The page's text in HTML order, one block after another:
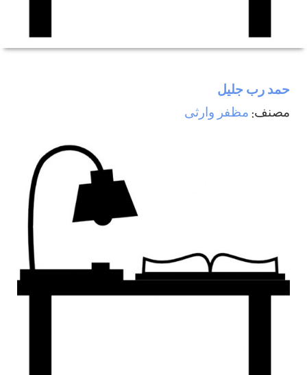
حمد رب جليل
مصنف: مظفر وارثی